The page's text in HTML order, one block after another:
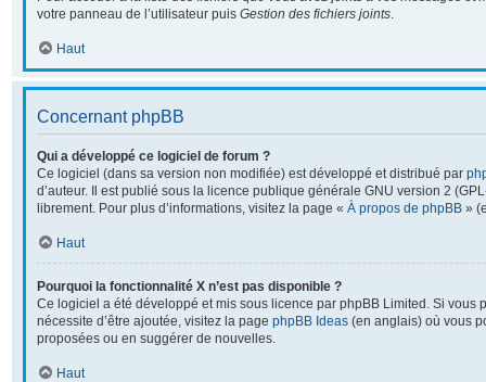
votre panneau de l’utilisateur puis Gestion des fichiers joints.
Haut
Concernant phpBB
Qui a développé ce logiciel de forum ?
Ce logiciel (dans sa version non modifiée) est développé et distribué par
d’auteur. Il est publié sous la licence publique générale GNU version 2
librement. Pour plus d’informations, visitez la page « À propos de phpBB »
Haut
Pourquoi la fonctionnalité X n’est pas disponible ?
Ce logiciel a été développé et mis sous licence par phpBB Limited. Si vous
nécessite d’être ajoutée, visitez la page phpBB Ideas (en anglais) où vous
proposées ou en suggérer de nouvelles.
Haut